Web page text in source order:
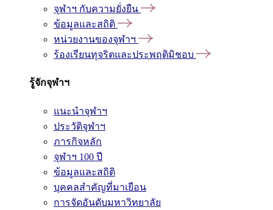
จุฬาฯ กับความยั่งยืน
ข้อมูลและสถิติ
หน่วยงานของจุฬาฯ
ร้องเรียนทุจริตและประพฤติมิชอบ
รู้จักจุฬาฯ
แนะนำจุฬาฯ
ประวัติจุฬาฯ
ภารกิจหลัก
จุฬาฯ 100 ปี
ข้อมูลและสถิติ
บุคคลสำคัญที่มาเยือน
การจัดอันดับมหาวิทยาลัย